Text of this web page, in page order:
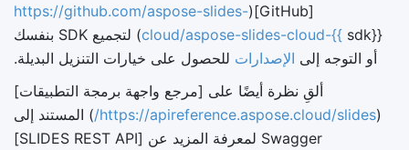
[GitHub](
https://github.com/aspose-slides-
cloud/aspose-slides-cloud-{{
sdk}}) لتجميع SDK بنفسك
أو التوجه إلى الإصدارات للحصول على خيارات التنزيل البديلة.
ألقِ نظرة أيضًا على [مرجع واجهة برمجة التطبيقات]
(
https://apireference.aspose.cloud/slides/ ) المستند إلى
Swagger لمعرفة المزيد عن [SLIDES REST API]